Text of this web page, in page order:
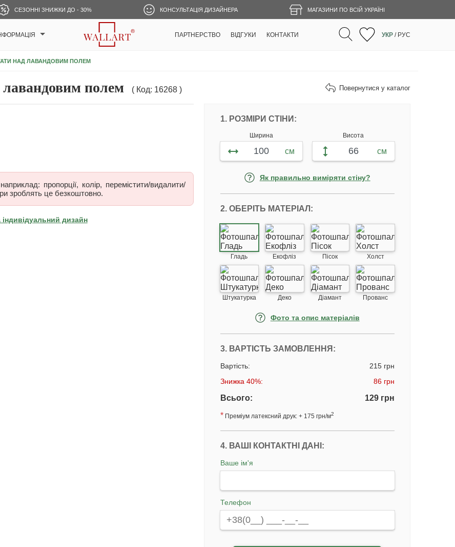
СЕЗОННІ ЗНИЖКИ ДО - 30% КОНСУЛЬТАЦІЯ ДИЗАЙНЕРА МАГАЗИНИ ПО ВСІЙ УКРАЇНІ
ПАРТНЕРСТВО ВІДГУКИ КОНТАКТИ УКР / РУС
НАД ЛАВАНДОВИМ ПОЛЕМ
полем ( Код: 16268 ) Повернутися у каталог
пропорції, колір, перемістити/видалити/
зроблять це безкоштовно.
дизайн
1. РОЗМІРИ СТІНИ:
Ширина
см
Висота
см
Як правильно виміряти стіну?
2. ОБЕРІТЬ МАТЕРІАЛ:
Гладь Екофліз Пісок Холст
Штукатурка Деко Діамант Прованс
Фото та опис матеріалів
3. ВАРТІСТЬ ЗАМОВЛЕННЯ:
Вартість:
215 грн
Знижка 40%:
86 грн
Всього:
129 грн
* Преміум латексний друк: + 175 грн/м2
4. ВАШІ КОНТАКТНІ ДАНІ:
Ваше ім'я
Телефон